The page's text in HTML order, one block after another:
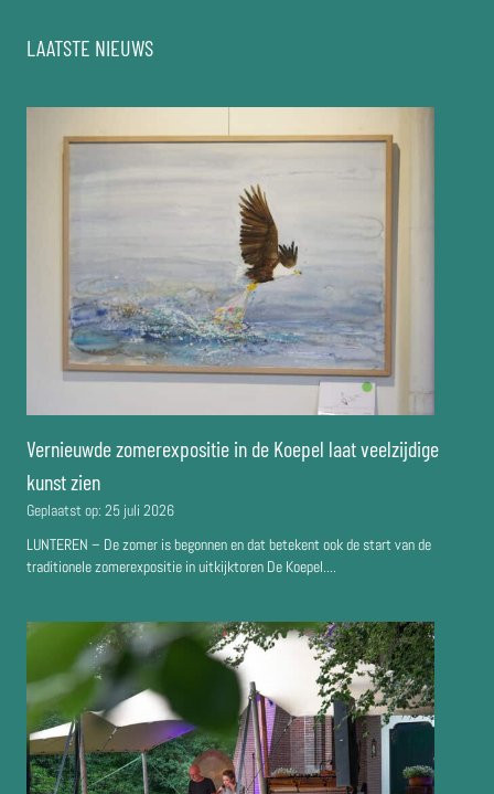
LAATSTE NIEUWS
Vernieuwde zomerexpositie in de Koepel laat veelzijdige
kunst zien
Geplaatst op: 25 juli 2026
LUNTEREN – De zomer is begonnen en dat betekent ook de start van de
traditionele zomerexpositie in uitkijktoren De Koepel....